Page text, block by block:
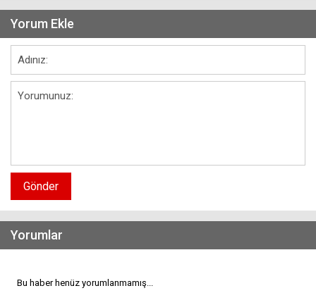
Yorum Ekle
Gönder
Yorumlar
Bu haber henüz yorumlanmamış...